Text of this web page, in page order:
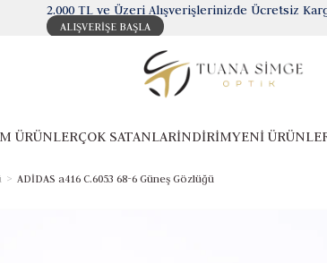
2.000 TL ve Üzeri Alışverişlerinizde Ücretsiz
ALIŞVERİŞE BAŞLA
ÜRÜNLERÇOK SATANLARİNDİRİMYENİ
ADİDAS a416 C.6053 68-6 Güneş Gözlüğü